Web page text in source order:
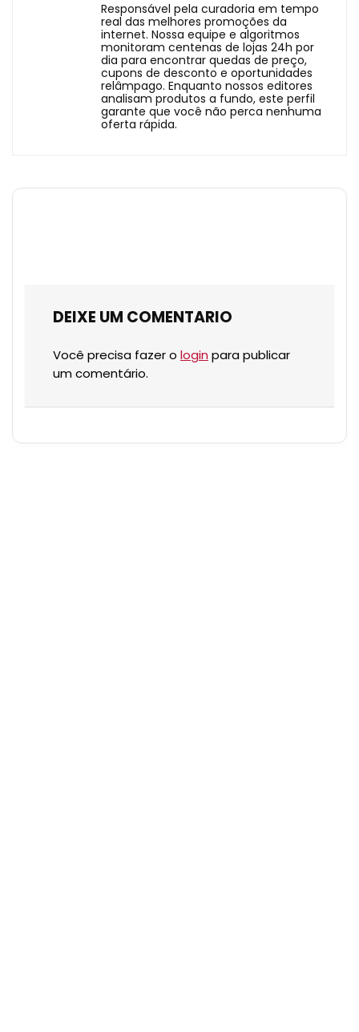
Responsável pela curadoria em tempo
real das melhores promoções da
internet. Nossa equipe e algoritmos
monitoram centenas de lojas 24h por
dia para encontrar quedas de preço,
cupons de desconto e oportunidades
relâmpago. Enquanto nossos editores
analisam produtos a fundo, este perfil
garante que você não perca nenhuma
oferta rápida.
DEIXE UM COMENTARIO
Você precisa fazer o login para publicar
um comentário.